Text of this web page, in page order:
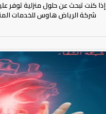
إذا كنت تبحث عن حلول منزلية توفر
شركة الرياض هاوس للخدمات